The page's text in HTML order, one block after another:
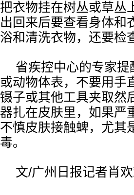
把衣物挂在树丛或草丛
出回来后要查看身体和
浴和清洗衣物，还要检
省疾控中心的专家
或动物体表，不要用手
镊子或其他工具夹取然
器扎在皮肤里，如果严
不慎皮肤接触蜱，尤其
毒。
文/广州日报记者肖